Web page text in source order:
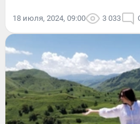
18 июля, 2024, 09:00 3 033